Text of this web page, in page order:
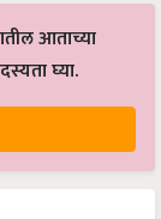
आताच्या
घ्या.